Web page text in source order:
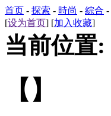
首页 - 探索 - 時尚 - 綜合 -
[设为首页] [加入收藏]
当前位置:
【】